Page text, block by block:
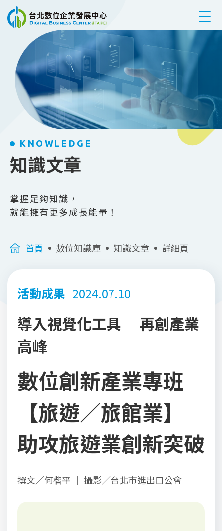
跳到主要內容
KNOWLEDGE
知識文章
掌握足夠知識，
就能擁有更多成長能量！
首頁 數位知識庫 知識文章 詳細頁
活動成果 2024.07.10
導入視覺化工具 再創產業
高峰
數位創新產業專班
【旅遊／旅館業】
助攻旅遊業創新突破
撰文／何楷平 ｜ 攝影／台北市進出口公會